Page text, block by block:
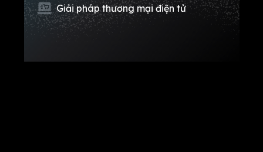
Giải pháp thương mại điện tử